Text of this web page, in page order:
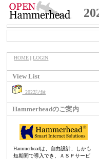
HOME |LOGIN
View List
2022記録
Hammerheadのご案内
Hammerheadは、自由設計、しかも
短期間で導入でき、ＡＳＰサービ